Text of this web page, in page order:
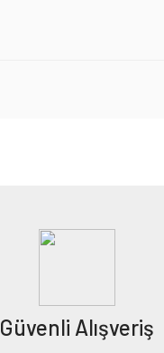
Güvenli Alışveriş